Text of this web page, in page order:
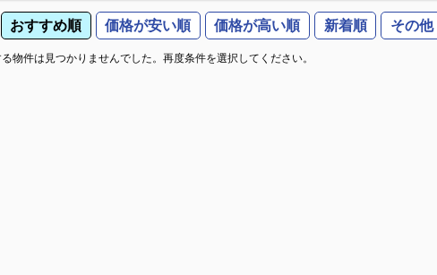
おすすめ順 価格が安い順 価格が高い順 新着順 その他
物件は見つかりませんでした。再度条件を選択してください。